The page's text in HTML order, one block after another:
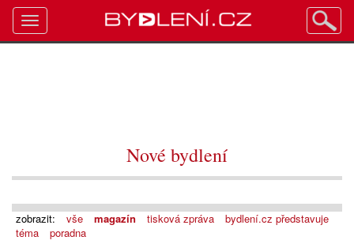
Nové bydlení
zobrazit: vše magazín tisková zpráva
bydlení.cz představuje
téma
poradna
Toggle
navigation